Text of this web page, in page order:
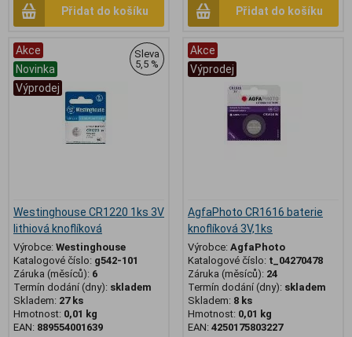
Přidat do košíku Přidat do košíku
Akce
Novinka
Výprodej
Sleva
5,5 %
Westinghouse CR1220 1ks 3V
lithiová knoflíková
Výrobce: Westinghouse
Katalogové číslo: g542-101
Záruka (měsíců): 6
Termín dodání (dny): skladem
Skladem: 27 ks
Hmotnost: 0,01 kg
EAN: 889554001639
Akce
Výprodej
AgfaPhoto CR1616 baterie
knoflíková 3V,1ks
Výrobce: AgfaPhoto
Katalogové číslo: t_04270478
Záruka (měsíců): 24
Termín dodání (dny): skladem
Skladem: 8 ks
Hmotnost: 0,01 kg
EAN: 4250175803227